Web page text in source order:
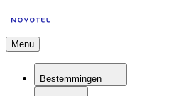
Menu
Bestemmingen